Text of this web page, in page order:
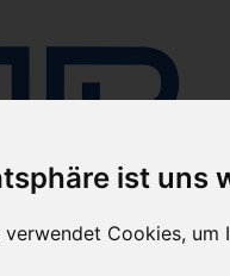
ist uns
verwendet Cookies,